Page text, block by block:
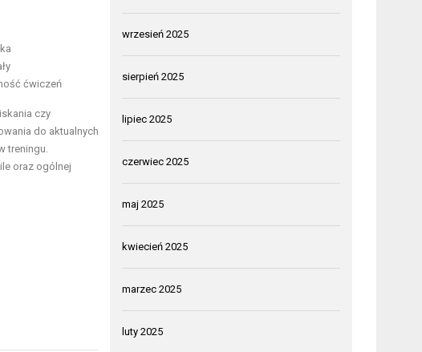
ćwiczeń
czy
do aktualnych
treningu.
oraz ogólnej
wrzesień 2025
sierpień 2025
lipiec 2025
czerwiec 2025
maj 2025
kwiecień 2025
marzec 2025
luty 2025